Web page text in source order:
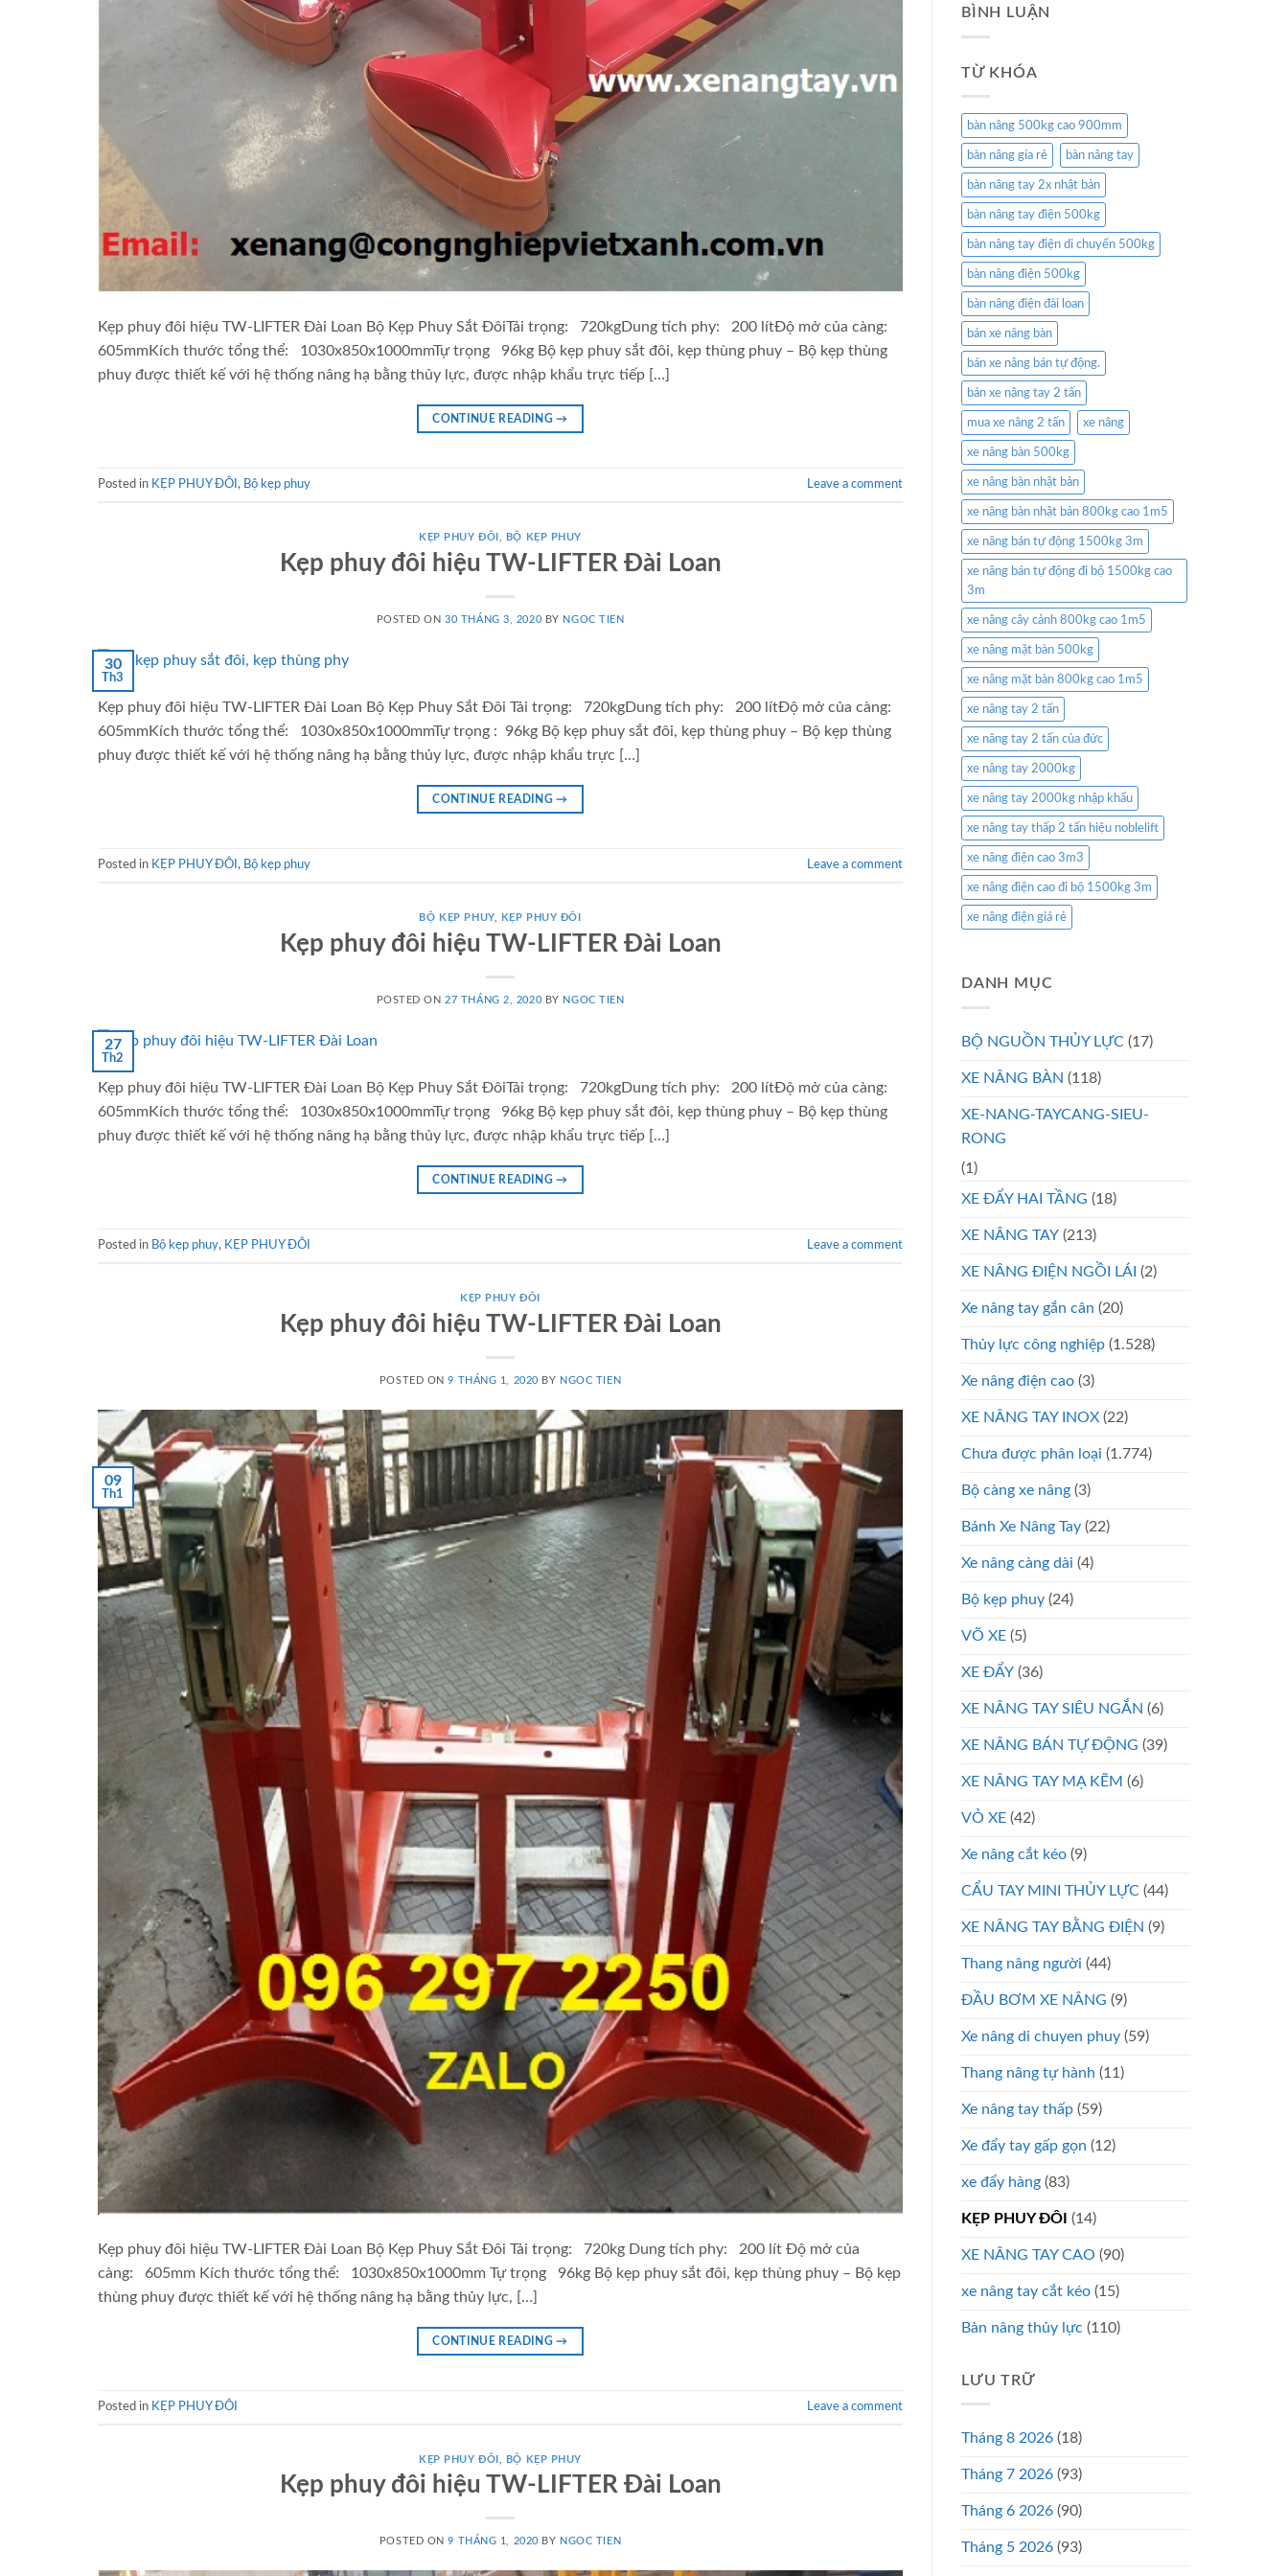
Kẹp phuy đôi hiệu TW-LIFTER Đài Loan Bộ Kẹp Phuy Sắt ĐôiTải trọng: 720kgDung tích phy: 200 lítĐộ mở của càng:
605mmKích thước tổng thể: 1030x850x1000mmTự trọng 96kg Bộ kẹp phuy sắt đôi, kẹp thùng phuy – Bộ kẹp thùng
phuy được thiết kế với hệ thống nâng hạ bằng thủy lực, được nhập khẩu trực tiếp […]
CONTINUE READING→
Posted in KẸP PHUY ĐÔI , Bộ kẹp phuy Leave a comment
KẸP PHUY ĐÔI BỘ KẸP PHUY
Kẹp phuy đôi hiệu TW-LIFTER Đài Loan
POSTED ON30 THÁNG 3, 2020 BY NGOC TIEN
30
Th3
Kẹp phuy đôi hiệu TW-LIFTER Đài Loan Bộ Kẹp Phuy Sắt Đôi Tải trọng: 720kgDung tích phy: 200 lítĐộ mở của càng:
605mmKích thước tổng thể: 1030x850x1000mmTự trọng : 96kg Bộ kẹp phuy sắt đôi, kẹp thùng phuy – Bộ kẹp thùng
phuy được thiết kế với hệ thống nâng hạ bằng thủy lực, được nhập khẩu trực […]
CONTINUE READING→
Posted in KẸP PHUY ĐÔI , Bộ kẹp phuy Leave a comment
BỘ KẸP PHUY, KẸP PHUY ĐÔI
Kẹp phuy đôi hiệu TW-LIFTER Đài Loan
POSTED ON 27 THÁNG 2, 2020 BY NGOC TIEN
27
Th2
Kẹp phuy đôi hiệu TW-LIFTER Đài Loan Bộ Kẹp Phuy Sắt ĐôiTải trọng: 720kgDung tích phy: 200 lítĐộ mở của càng:
605mmKích thước tổng thể: 1030x850x1000mmTự trọng 96kg Bộ kẹp phuy sắt đôi, kẹp thùng phuy – Bộ kẹp thùng
phuy được thiết kế với hệ thống nâng hạ bằng thủy lực, được nhập khẩu trực tiếp […]
CONTINUE READING→
Posted in Bộ kẹp phuy, KẸP PHUY ĐÔI Leave a comment
KẸP PHUY ĐÔI
Kẹp phuy đôi hiệu TW-LIFTER Đài Loan
POSTED ON9 THÁNG 1, 2020 BY NGOC TIEN
09
Th1
Kẹp phuy đôi hiệu TW-LIFTER Đài Loan Bộ Kẹp Phuy Sắt Đôi Tải trọng: 720kg Dung tích phy: 200 lít Độ mở của
càng: 605mm Kích thước tổng thể: 1030x850x1000mm Tự trọng 96kg Bộ kẹp phuy sắt đôi, kẹp thùng phuy – Bộ kẹp
thùng phuy được thiết kế với hệ thống nâng hạ bằng thủy lực, […]
CONTINUE READING→
Posted in KẸP PHUY ĐÔI Leave a comment
KẸP PHUY ĐÔI BỘ KẸP PHUY
Kẹp phuy đôi hiệu TW-LIFTER Đài Loan
POSTED ON9 THÁNG 1, 2020 BY NGOC TIEN
BÌNH LUẬN
TỪ KHÓA
bàn nâng 500kg cao 900mm
bàn nâng gía rẻ bàn nâng tay
bàn nâng tay 2x nhật bản
bàn nâng tay điện 500kg
bàn nâng tay điện di chuyển 500kg
bàn nâng điện 500kg
bàn nâng điện đài loan
bán xe nâng bàn
bán xe nâng bán tự động.
bán xe nâng tay 2 tấn
mua xe nâng 2 tấn xe nâng
xe nâng bàn 500kg
xe nâng bàn nhật bản
xe nâng bàn nhật bản 800kg cao 1m5
xe nâng bán tự động 1500kg 3m
xe nâng bán tự động đi bộ 1500kg cao
3m
xe nâng cây cảnh 800kg cao 1m5
xe nâng mặt bàn 500kg
xe nâng mặt bàn 800kg cao 1m5
xe nâng tay 2 tấn
xe nâng tay 2 tấn của đức
xe nâng tay 2000kg
xe nâng tay 2000kg nhập khẩu
xe nâng tay thấp 2 tấn hiệu noblelift
xe nâng điện cao 3m3
xe nâng điện cao đi bộ 1500kg 3m
xe nâng điện giá rẻ
DANH MỤC
BỘ NGUỒN THỦY LỰC (17)
XE NÂNG BÀN (118)
XE-NANG-TAYCANG-SIEU-
RONG
(1)
XE ĐẨY HAI TẦNG (18)
XE NÂNG TAY (213)
XE NÂNG ĐIỆN NGỒI LÁI (2)
Xe nâng tay gắn cân (20)
Thủy lực công nghiệp (1.528)
Xe nâng điện cao (3)
XE NÂNG TAY INOX (22)
Chưa được phân loại (1.774)
Bộ càng xe nâng (3)
Bánh Xe Nâng Tay (22)
Xe nâng càng dài (4)
Bộ kẹp phuy (24)
VÕ XE (5)
XE ĐẨY (36)
XE NÂNG TAY SIÊU NGẮN (6)
XE NÂNG BÁN TỰ ĐỘNG (39)
XE NÂNG TAY MẠ KẼM (6)
VỎ XE (42)
Xe nâng cắt kéo (9)
CẨU TAY MINI THỦY LỰC (44)
XE NÂNG TAY BẰNG ĐIỆN (9)
Thang nâng người (44)
ĐẦU BƠM XE NÂNG (9)
Xe nâng di chuyen phuy (59)
Thang nâng tự hành (11)
Xe nâng tay thấp (59)
Xe đẩy tay gấp gọn (12)
xe đẩy hàng (83)
KẸP PHUY ĐÔI (14)
XE NÂNG TAY CAO (90)
xe nâng tay cắt kéo (15)
Bàn nâng thủy lực (110)
LƯU TRỮ
Tháng 8 2026 (18)
Tháng 7 2026 (93)
Tháng 6 2026 (90)
Tháng 5 2026 (93)